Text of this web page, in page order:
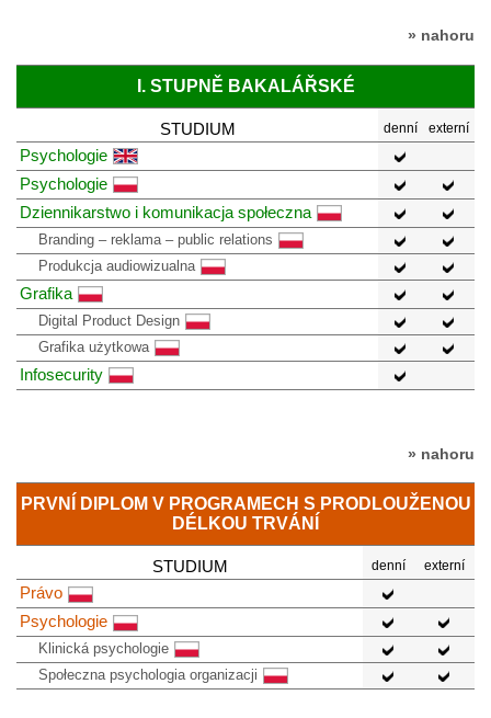
» nahoru
I. STUPNĚ BAKALÁŘSKÉ
STUDIUM denní externí
Psychologie
Psychologie
Dziennikarstwo i komunikacja społeczna
Branding – reklama – public relations
Produkcja audiowizualna
Grafika
Digital Product Design
Grafika użytkowa
Infosecurity
» nahoru
PRVNÍ DIPLOM V PROGRAMECH S PRODLOUŽENOU
DÉLKOU TRVÁNÍ
STUDIUM denní externí
Právo
Psychologie
Klinická psychologie
Społeczna psychologia organizacji